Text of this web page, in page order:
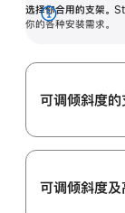
选择你合用的支架。
你的各种安装需求。
展
可调倾斜度的
可调倾斜度